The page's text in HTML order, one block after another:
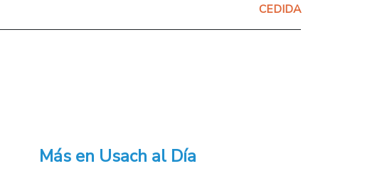
CEDIDA
Más en Usach al Día